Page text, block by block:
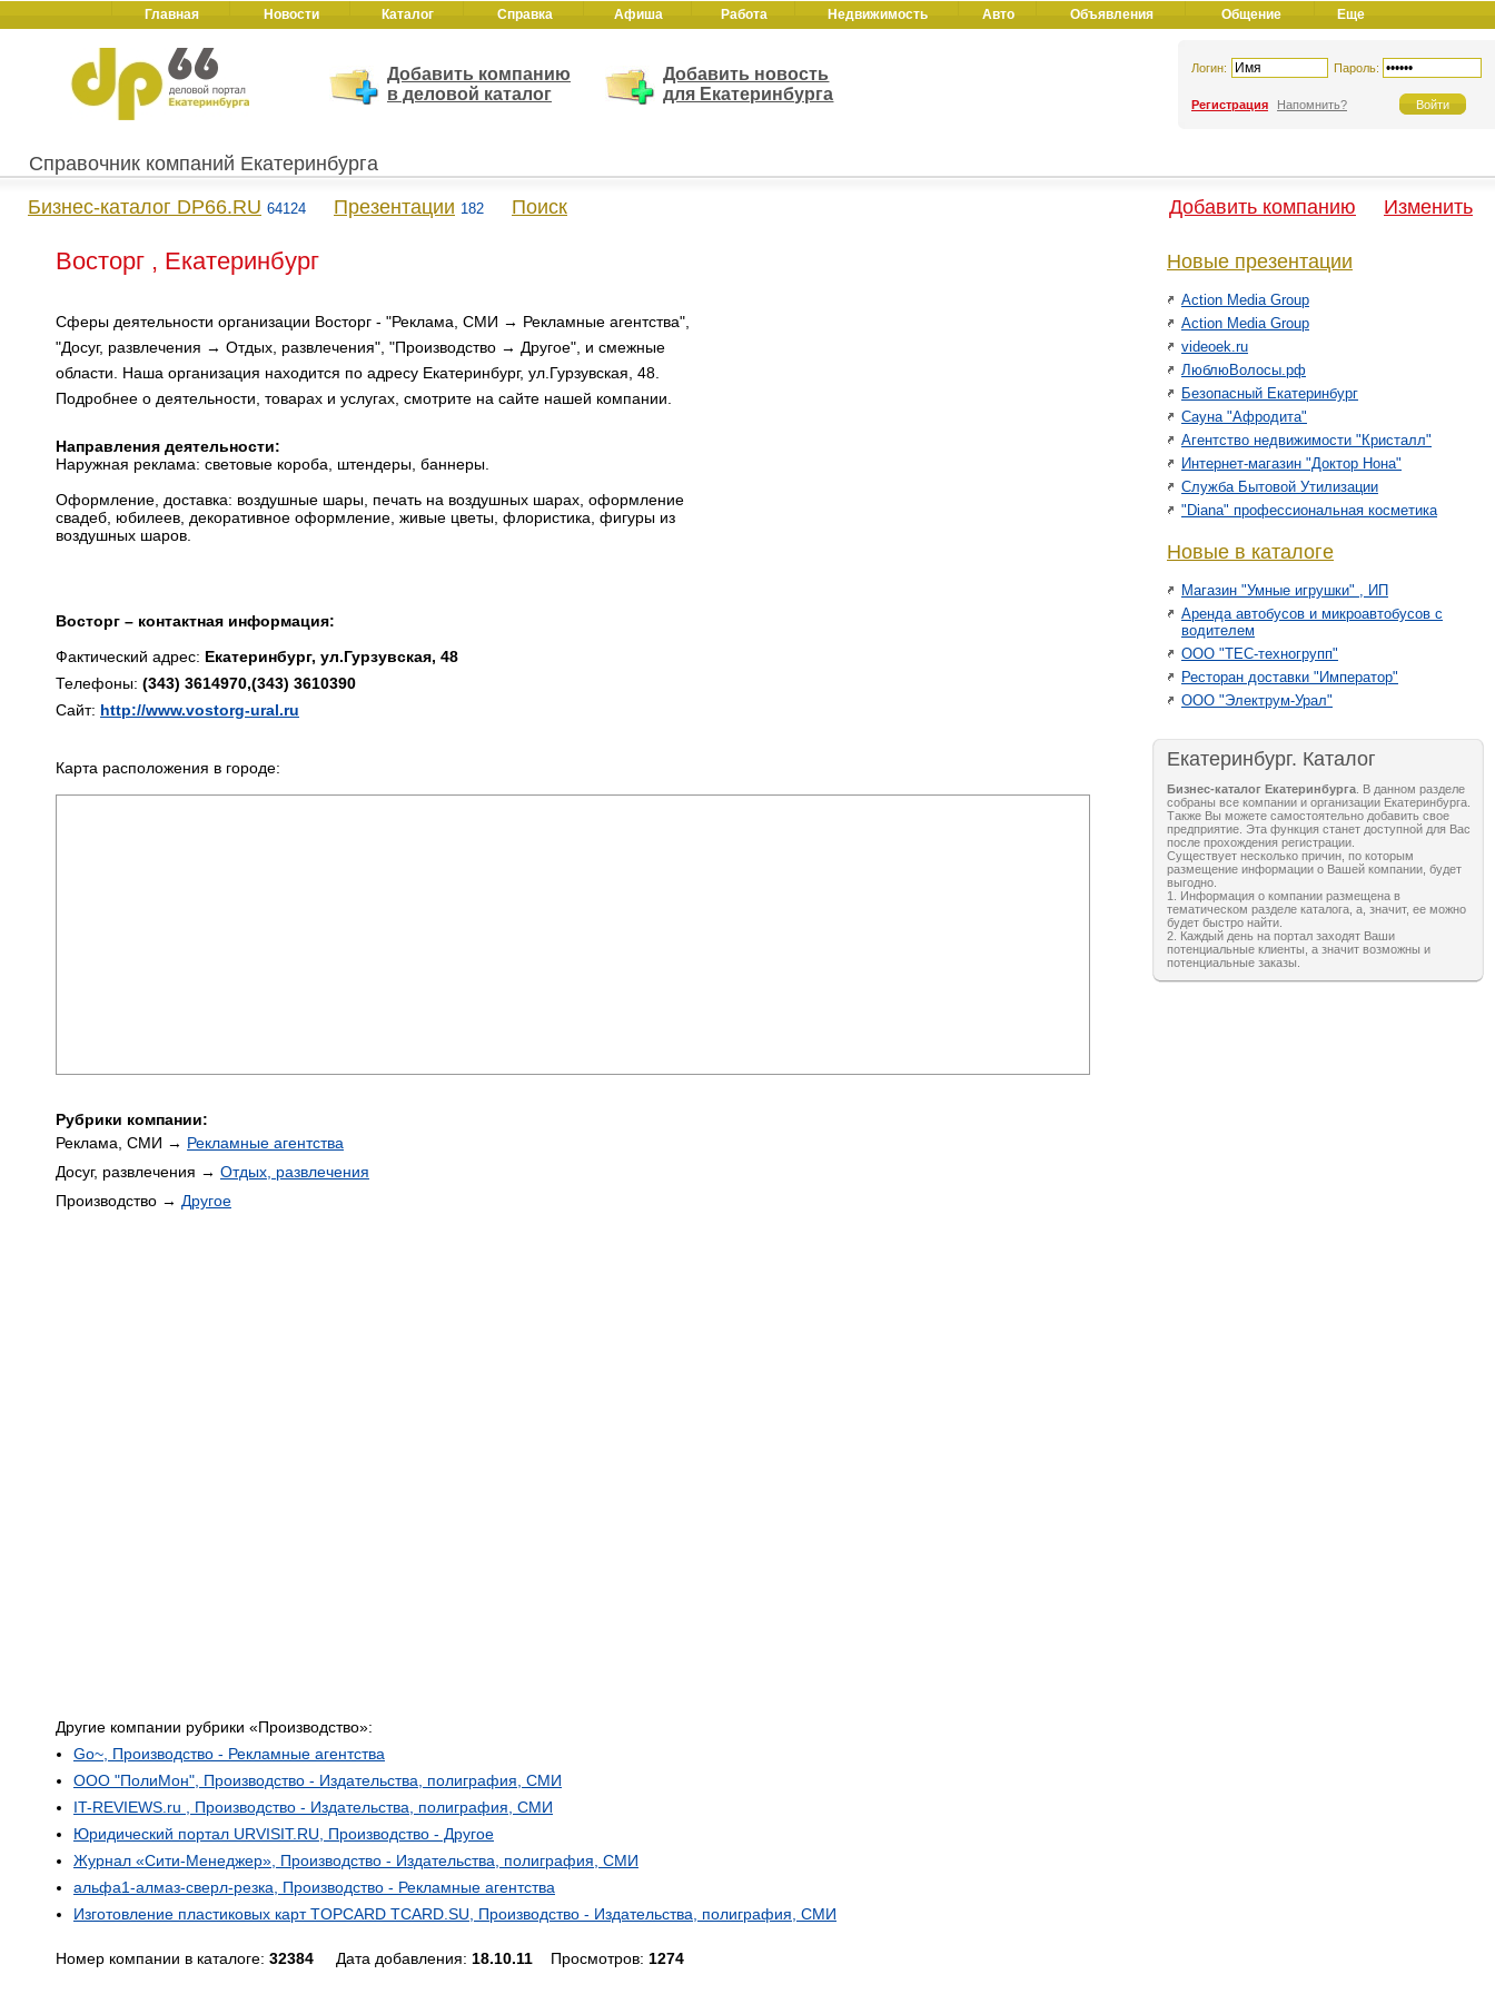
Главная Новости Каталог Справка Афиша Работа Недвижимость Авто Объявления Общение Еще
Добавить компанию
в деловой каталог
Добавить новость
для Екатеринбурга
Логин: Пароль:
Регистрация Напомнить?
Справочник компаний Екатеринбурга
Бизнес-каталог DP66.RU 64124 Презентации 182 Поиск Добавить компанию Изменить
Восторг , Екатеринбург
Сферы деятельности организации Восторг - "Реклама, СМИ → Рекламные агентства",
"Досуг, развлечения → Отдых, развлечения", "Производство → Другое", и смежные
области. Наша организация находится по адресу Екатеринбург, ул.Гурзувская, 48.
Подробнее о деятельности, товарах и услугах, смотрите на сайте нашей компании.
Направления деятельности:
Наружная реклама: световые короба, штендеры, баннеры.
Оформление, доставка: воздушные шары, печать на воздушных шарах, оформление
свадеб, юбилеев, декоративное оформление, живые цветы, флористика, фигуры из
воздушных шаров.
Восторг – контактная информация:
Фактический адрес: Екатеринбург, ул.Гурзувская, 48
Телефоны: (343) 3614970,(343) 3610390
Сайт: http://www.vostorg-ural.ru
Карта расположения в городе:
Рубрики компании:
Реклама, СМИ → Рекламные агентства
Досуг, развлечения → Отдых, развлечения
Производство → Другое
Другие компании рубрики «Производство»:
Go~, Производство - Рекламные агентства
ООО "ПолиМон", Производство - Издательства, полиграфия, СМИ
IT-REVIEWS.ru , Производство - Издательства, полиграфия, СМИ
Юридический портал URVISIT.RU, Производство - Другое
Журнал «Сити-Менеджер», Производство - Издательства, полиграфия, СМИ
альфа1-алмаз-сверл-резка, Производство - Рекламные агентства
Изготовление пластиковых карт TOPCARD TCARD.SU, Производство - Издательства, полиграфия, СМИ
Номер компании в каталоге: 32384 Дата добавления: 18.10.11 Просмотров: 1274
Новые презентации
Action Media Group
Action Media Group
videoek.ru
ЛюблюВолосы.рф
Безопасный Екатеринбург
Сауна "Афродита"
Агентство недвижимости "Кристалл"
Интернет-магазин "Доктор Нона"
Служба Бытовой Утилизации
"Diana" профессиональная косметика
Новые в каталоге
Магазин "Умные игрушки" , ИП
Аренда автобусов и микроавтобусов с
водителем
ООО "ТЕС-техногрупп"
Ресторан доставки "Император"
ООО "Электрум-Урал"
Екатеринбург. Каталог
Бизнес-каталог Екатеринбурга . В данном разделе
собраны все компании и организации Екатеринбурга.
Также Вы можете самостоятельно добавить свое
предприятие. Эта функция станет доступной для Вас
после прохождения регистрации.
Существует несколько причин, по которым
размещение информации о Вашей компании, будет
выгодно.
1. Информация о компании размещена в
тематическом разделе каталога, а, значит, ее можно
будет быстро найти.
2. Каждый день на портал заходят Ваши
потенциальные клиенты, а значит возможны и
потенциальные заказы.